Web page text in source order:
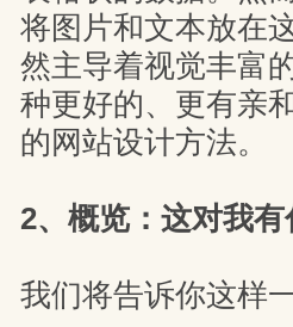
将图片和文本放在
然主导着视觉丰富
种更好的、更有亲
的网站设计方法。
2、概览：这对我有
我们将告诉你这样